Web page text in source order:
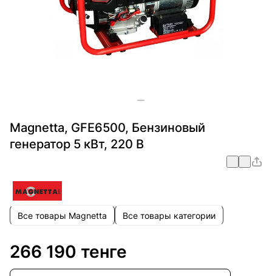
Magnetta, GFE6500, Бензиновый
генератор 5 кВт, 220 В
Все товары Magnetta Все товары категории
266 190 тенге